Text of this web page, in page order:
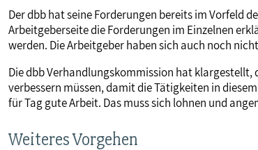
Der dbb hat seine Forderungen bereits im Vorfeld
Arbeitgeberseite die Forderungen im Einzelnen
werden. Die Arbeitgeber haben sich auch noch
Die dbb Verhandlungskommission hat
verbessern müssen, damit die Tätigkeiten in
für Tag gute Arbeit. Das muss sich lohnen und
Weiteres Vorgehen